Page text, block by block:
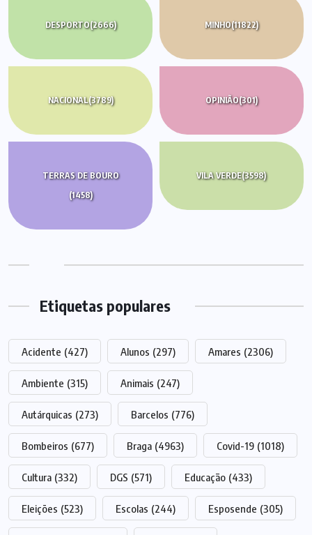
DESPORTO(2666) MINHO(11822)
NACIONAL(3789) OPINIÃO(301)
TERRAS DE BOURO
(1458)
VILA VERDE(3598)
Etiquetas populares
Acidente (427) Alunos (297) Amares (2306)
Ambiente (315) Animais (247)
Autárquicas (273) Barcelos (776)
Bombeiros (677) Braga (4963) Covid-19 (1018)
Cultura (332) DGS (571) Educação (433)
Eleições (523) Escolas (244) Esposende (305)